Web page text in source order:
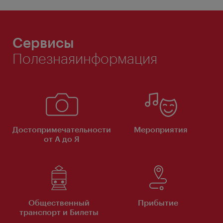
Сервисы
Полезнаяинформация
Достопримечательности
от А до Я
Мероприятия
Общественный
транспорт и Билеты
Прибытие